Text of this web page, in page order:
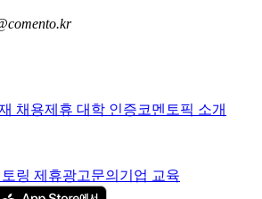
채용제휴 대학 인증코멘토픽 소개
링 제휴광고문의 기업 교육